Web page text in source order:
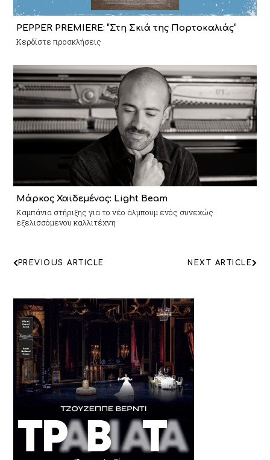
PEPPER PREMIERE: “Στη Σκιά της Πορτοκαλιάς”
Κερδίστε προσκλήσεις
Μάρκος Χαϊδεμένος: Light Beam
Καμπάνια στήριξης για το νέο άλμπουμ ενός συνεχώς
εξελισσόμενου καλλιτέχνη
ΠΛΟΗΓΗΣΗ
NEXT ARTICLE
PREVIOUS ARTICLE